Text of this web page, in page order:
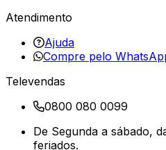
Atendimento
Ajuda
Compre pelo
Televendas
0800 080 0099
De Segunda a sábado,
feriados.